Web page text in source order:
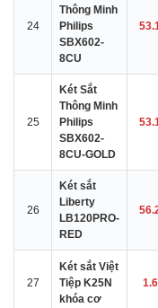
24
Thông Minh
Philips
SBX602-
8CU
25
Két Sắt
Thông Minh
Philips
SBX602-
8CU-GOLD
26
Két sắt
Liberty
LB120PRO-
RED
27
Két sắt Việt
Tiệp K25N
khóa cơ